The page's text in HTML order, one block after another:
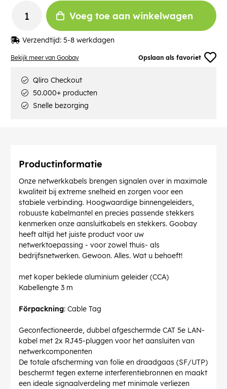
Bekijk meer van Goobay Opslaan als favoriet
Voeg toe aan winkelwagen
Verzendtijd: 5-8 werkdagen
Qliro Checkout
50.000+ producten
Snelle bezorging
Productinformatie
Onze netwerkkabels brengen signalen over in maximale
kwaliteit bij extreme snelheid en zorgen voor een
stabiele verbinding. Hoogwaardige binnengeleiders,
robuuste kabelmantel en precies passende stekkers
kenmerken onze aansluitkabels en stekkers. Goobay
heeft altijd het juiste product voor uw
netwerktoepassing - voor zowel thuis- als
bedrijfsnetwerken. Gewoon. Alles. Wat u behoeft!
met koper beklede aluminium geleider (CCA)
Kabellengte 3 m
Förpackning: Cable Tag
Geconfectioneerde, dubbel afgeschermde CAT 5e LAN-
kabel met 2x RJ45-pluggen voor het aansluiten van
netwerkcomponenten
De totale afscherming van folie en draadgaas (SF/UTP)
beschermt tegen externe interferentiebronnen en maakt
een ideale signaalverdeling met minimale verliezen